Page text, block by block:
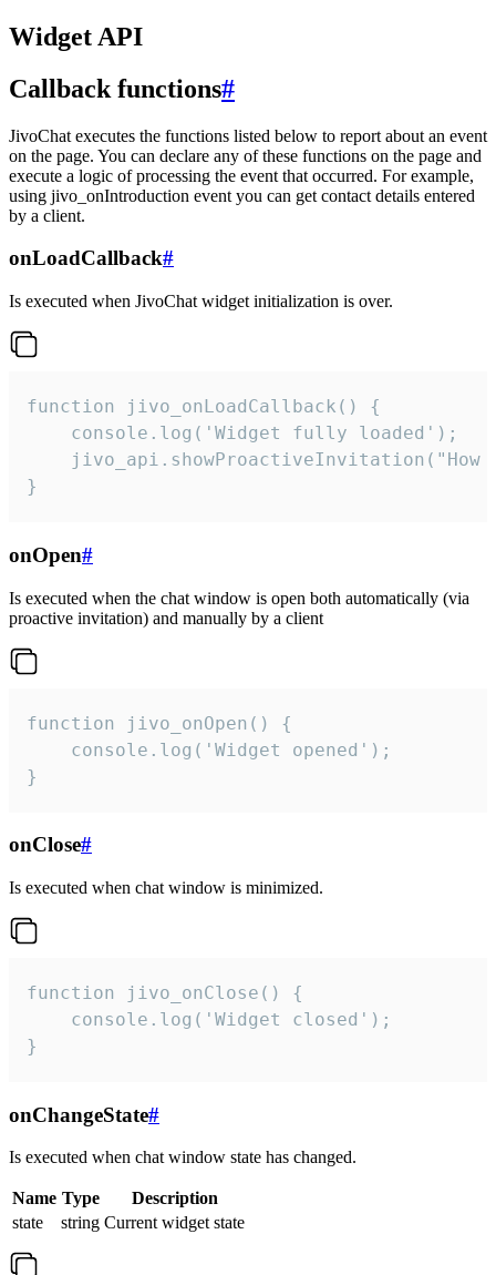
Widget API
Callback functions#
JivoChat executes the functions listed below to report about an event
on the page. You can declare any of these functions on the page and
execute a logic of processing the event that occurred. For example,
using jivo_onIntroduction event you can get contact details entered
by a client.
onLoadCallback#
Is executed when JivoChat widget initialization is over.
function jivo_onLoadCallback() {
    console.log('Widget fully loaded');
jivo_api.showProactiveInvitation("How
}
onOpen#
Is executed when the chat window is open both automatically (via
proactive invitation) and manually by a client
function jivo_onOpen() {
    console.log('Widget opened');
}
onClose#
Is executed when chat window is minimized.
function jivo_onClose() {
    console.log('Widget closed');
}
onChangeState#
Is executed when chat window state has changed.
Name Type
Description
state
string Current widget state